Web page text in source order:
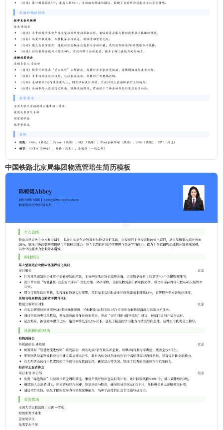
中国铁路北京局集团物流管培生简历模板